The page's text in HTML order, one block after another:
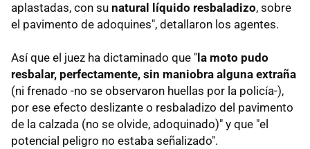
aplastadas, con su natural líquido resbaladizo, sobre
el pavimento de adoquines", detallaron los agentes.
Así que el juez ha dictaminado que " la moto pudo
resbalar, perfectamente, sin maniobra alguna extraña
(ni frenado -no se observaron huellas por la policía-),
por ese efecto deslizante o resbaladizo del pavimento
de la calzada (no se olvide, adoquinado)" y que "el
potencial peligro no estaba señalizado".